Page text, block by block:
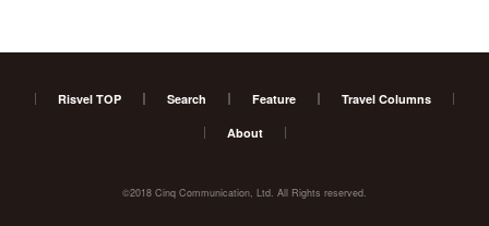
Risvel TOP Search Feature Travel Columns
About
©2018 Cinq Communication, Ltd. All Rights reserved.